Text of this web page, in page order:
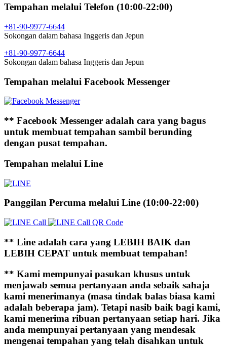
Tempahan melalui Telefon (10:00-22:00)
+81-90-9977-6644
Sokongan dalam bahasa Inggeris dan Jepun
+81-90-9977-6644
Sokongan dalam bahasa Inggeris dan Jepun
Tempahan melalui Facebook Messenger
** Facebook Messenger adalah cara yang bagus
untuk membuat tempahan sambil berunding
dengan pusat tempahan.
Tempahan melalui Line
Panggilan Percuma melalui Line (10:00-22:00)
** Line adalah cara yang LEBIH BAIK dan
LEBIH CEPAT untuk membuat tempahan!
** Kami mempunyai pasukan khusus untuk
menjawab semua pertanyaan anda sebaik sahaja
kami menerimanya (masa tindak balas biasa kami
adalah beberapa jam). Tetapi nasib baik bagi kami,
kami menerima ribuan pertanyaan setiap hari. Jika
anda mempunyai pertanyaan yang mendesak
mengenai tempahan yang telah disahkan untuk